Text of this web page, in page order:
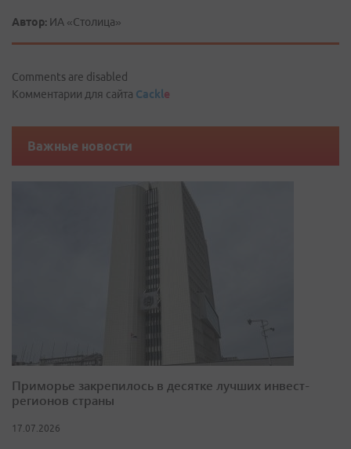
Автор: ИА «Столица»
Comments are disabled
Комментарии для сайта Cackle
Важные новости
Приморье закрепилось в десятке лучших инвест-
регионов страны
17.07.2026